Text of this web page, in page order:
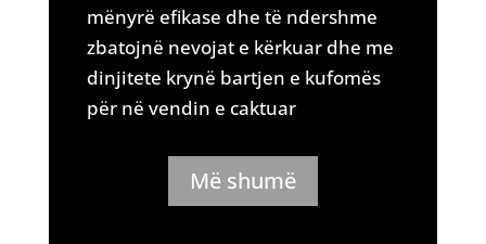
mënyrë efikase dhe të ndershme
zbatojnë nevojat e kërkuar dhe me
dinjitete krynë bartjen e kufomës
për në vendin e caktuar
Më shumë